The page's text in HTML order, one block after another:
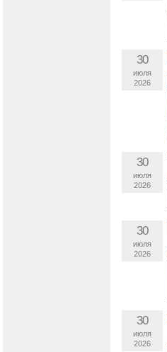
30
июля
2026
30
июля
2026
30
июля
2026
30
июля
2026